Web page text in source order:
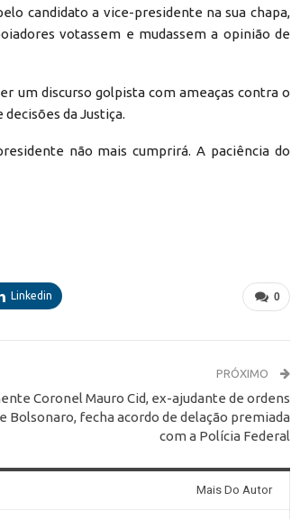
candidato a vice-presidente na sua chapa,
votassem e mudassem a opinião de
um discurso golpista com ameaças contra o
da Justiça.
não mais cumprirá. A paciência do
0
Linkedin
PRÓXIMO
Coronel Mauro Cid, ex-ajudante de ordens
Bolsonaro, fecha acordo de delação premiada
com a Polícia Federal
Mais Do Autor